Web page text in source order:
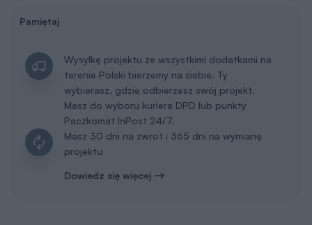
Pamiętaj
Wysyłkę projektu ze wszystkimi dodatkami na
terenie Polski bierzemy na siebie. Ty
wybierasz, gdzie odbierzesz swój projekt.
Masz do wyboru kuriera DPD lub punkty
Paczkomat InPost 24/7.
Masz 30 dni na zwrot i 365 dni na wymianę
projektu
Dowiedz się więcej